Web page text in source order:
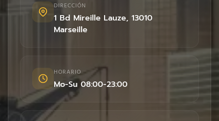
DIRECCIÓN
1 Bd Mireille Lauze, 13010
Marseille
HORARIO
Mo-Su 08:00-23:00